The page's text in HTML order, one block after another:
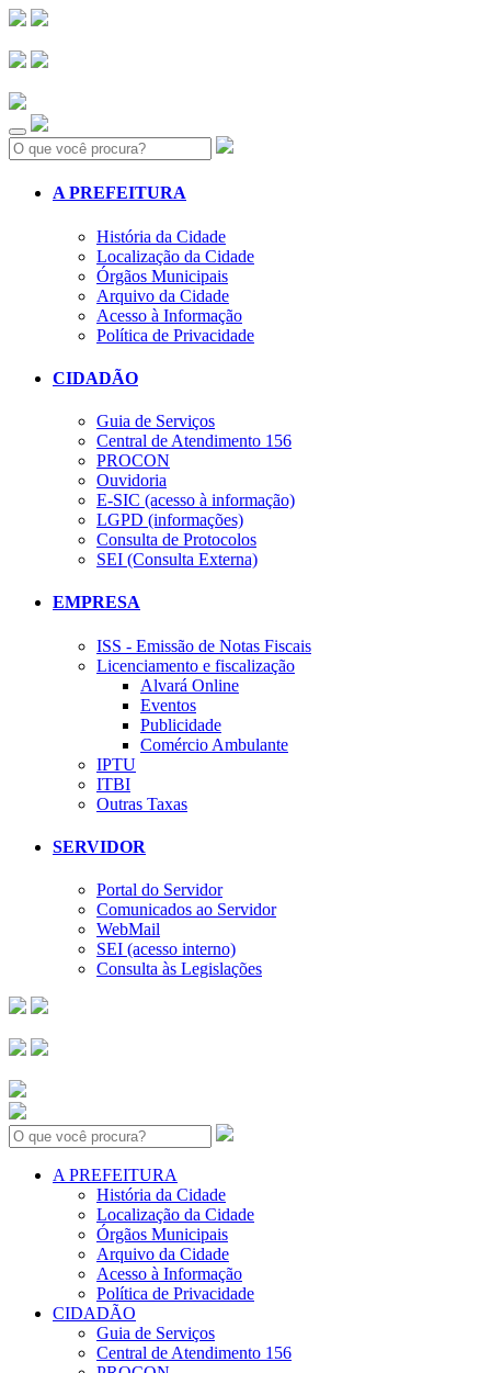
Search:
A PREFEITURA
História da Cidade
Localização da Cidade
Órgãos Municipais
Arquivo da Cidade
Acesso à Informação
Política de Privacidade
CIDADÃO
Guia de Serviços
Central de Atendimento 156
PROCON
Ouvidoria
E-SIC (acesso à informação)
LGPD (informações)
Consulta de Protocolos
SEI (Consulta Externa)
EMPRESA
ISS - Emissão de Notas Fiscais
Licenciamento e fiscalização
Alvará Online
Eventos
Publicidade
Comércio Ambulante
IPTU
ITBI
Outras Taxas
SERVIDOR
Portal do Servidor
Comunicados ao Servidor
WebMail
SEI (acesso interno)
Consulta às Legislações
Search:
A PREFEITURA
História da Cidade
Localização da Cidade
Órgãos Municipais
Arquivo da Cidade
Acesso à Informação
Política de Privacidade
CIDADÃO
Guia de Serviços
Central de Atendimento 156